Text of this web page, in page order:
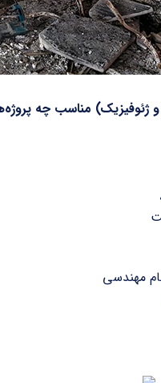
ژئوفیزیک) مناسب چه
مهندسی